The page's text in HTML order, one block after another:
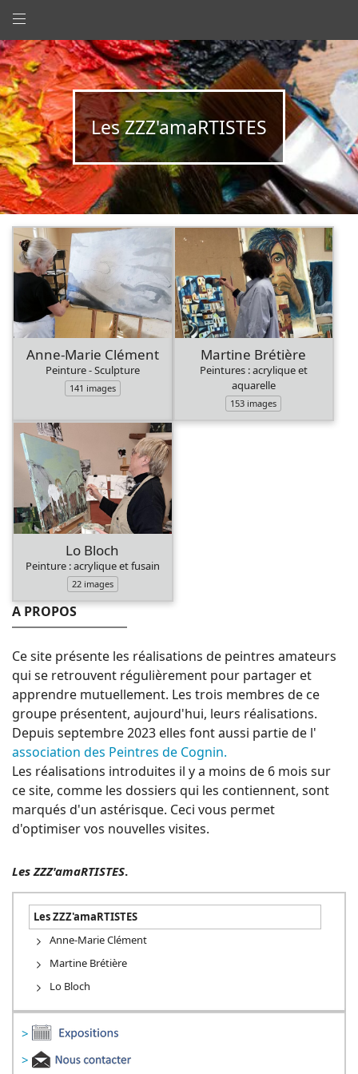
Les ZZZ'amaRTISTES
Anne-Marie Clément
Peinture - Sculpture
141 images
Martine Brétière
Peintures : acrylique et
aquarelle
153 images
Lo Bloch
Peinture : acrylique et fusain
22 images
A PROPOS
Ce site présente les réalisations de peintres amateurs
qui se retrouvent régulièrement pour partager et
apprendre mutuellement. Les trois membres de ce
groupe présentent, aujourd'hui, leurs réalisations.
Depuis septembre 2023 elles font aussi partie de l'
association des Peintres de Cognin.
Les réalisations introduites il y a moins de 6 mois sur
ce site, comme les dossiers qui les contiennent, sont
marqués d'un astérisque. Ceci vous permet
d'optimiser vos nouvelles visites.
Les ZZZ'amaRTISTES.
Les ZZZ'amaRTISTES
Anne-Marie Clément
Martine Brétière
Lo Bloch
>
>